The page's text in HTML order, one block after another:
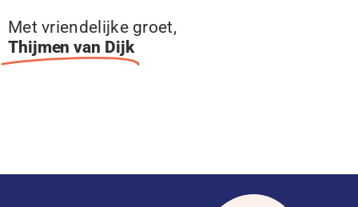
Met vriendelijke groet,
Thijmen van Dijk